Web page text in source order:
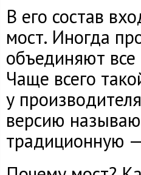
В его состав
мост. Иногда
объединяют
Чаще всего
у
версию
традиционную